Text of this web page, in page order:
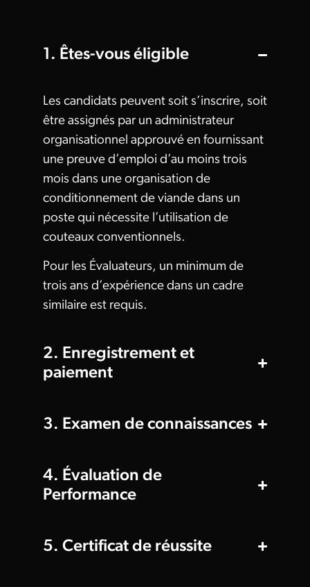
1. Êtes-vous éligible
Les candidats peuvent soit s’inscrire, soit
être assignés par un administrateur
organisationnel approuvé en fournissant
une preuve d’emploi d’au moins trois
mois dans une organisation de
conditionnement de viande dans un
poste qui nécessite l’utilisation de
couteaux conventionnels.
Pour les Évaluateurs, un minimum de
trois ans d’expérience dans un cadre
similaire est requis.
2. Enregistrement et
paiement
3. Examen de connaissances
4. Évaluation de
Performance
5. Certificat de réussite